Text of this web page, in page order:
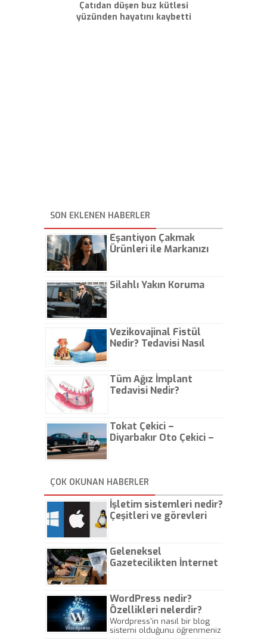
Çatıdan düşen buz kütlesi
yüzünden hayatını kaybetti
SON EKLENEN HABERLER
Eşantiyon Çakmak
Ürünleri ile Markanızı
Silahlı Yakın Koruma
Vezikovajinal Fistül
Nedir? Tedavisi Nasıl
Tüm Ağız İmplant
Tedavisi Nedir?
Tokat Çekici –
Diyarbakır Oto Çekici –
ÇOK OKUNAN HABERLER
İşletim sistemleri nedir?
Çeşitleri ve görevleri
Geleneksel
Gazetecilikten İnternet
WordPress nedir?
Özellikleri nelerdir?
Wordpress'in nasıl bir blog
sistemi olduğunu öğrenmeniz